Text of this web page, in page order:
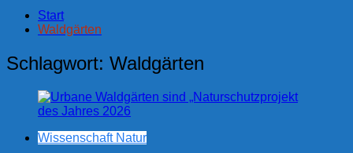
Start
Waldgärten
Schlagwort: Waldgärten
Wissenschaft Natur